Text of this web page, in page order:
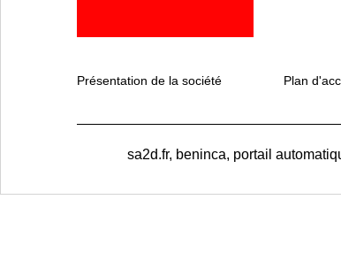
Présentation de la société Plan
sa2d.fr, beninca, portail